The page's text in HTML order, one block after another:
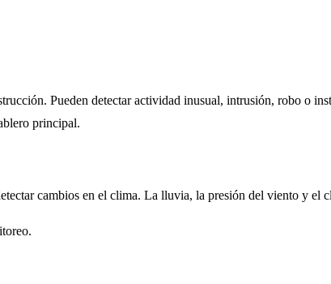
Pueden detectar actividad inusual, intrusión, robo o
principal.
cambios en el clima. La lluvia, la presión del viento y